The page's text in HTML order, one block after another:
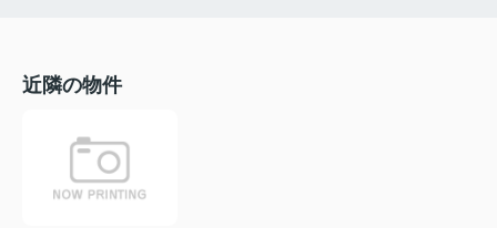
近隣の物件